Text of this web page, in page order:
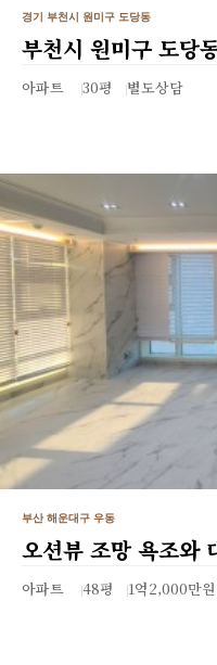
경기 부천시 원미구 도당동
부천시 원미구 도당
아파트 30평 별도상담
부산 해운대구 우동
오션뷰 조망 욕조와
아파트 48평 1억2,000만원